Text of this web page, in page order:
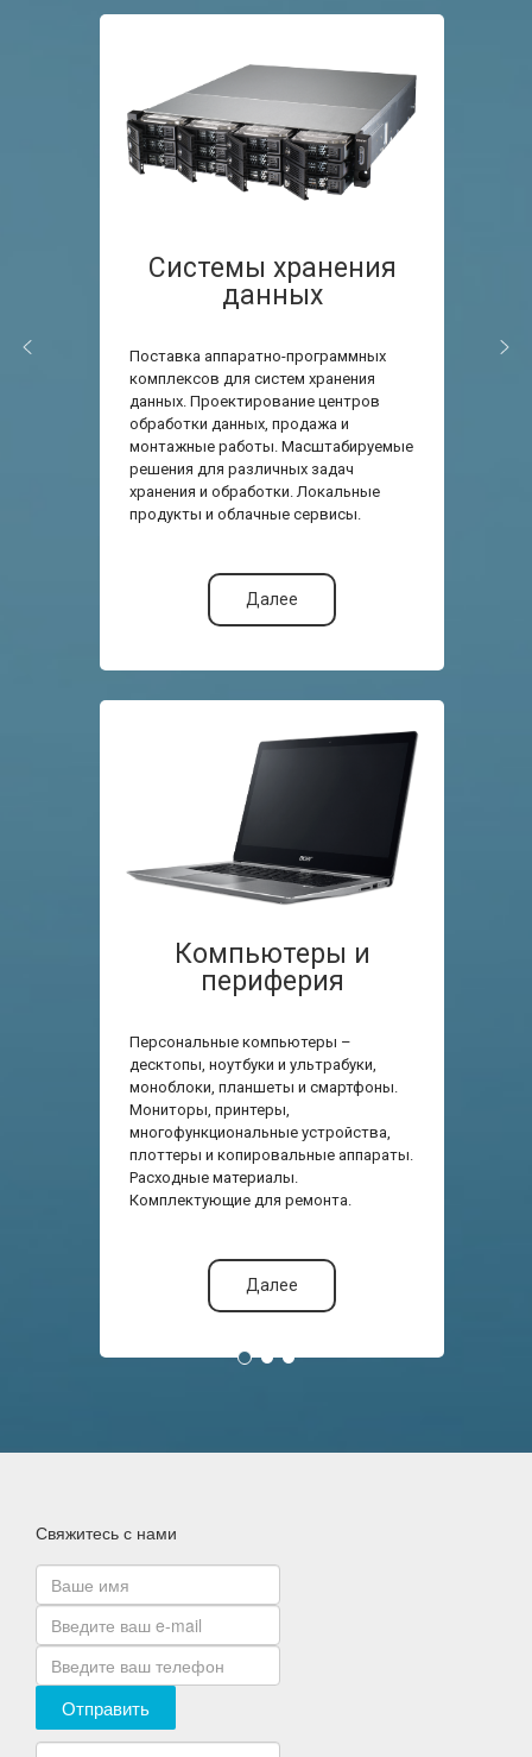
Системы хранения
данных
Поставка аппаратно-программных
комплексов для систем хранения
данных. Проектирование центров
обработки данных, продажа и
монтажные работы. Масштабируемые
решения для различных задач
хранения и обработки. Локальные
продукты и облачные сервисы.
Далее
Компьютеры и
периферия
Персональные компьютеры –
десктопы, ноутбуки и ультрабуки,
моноблоки, планшеты и смартфоны.
Мониторы, принтеры,
многофункциональные устройства,
плоттеры и копировальные аппараты.
Расходные материалы.
Комплектующие для ремонта.
Далее
Свяжитесь с нами
Отправить